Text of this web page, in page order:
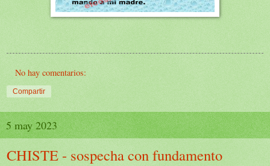
No hay comentarios:
Compartir
5 may 2023
CHISTE - sospecha con fundamento